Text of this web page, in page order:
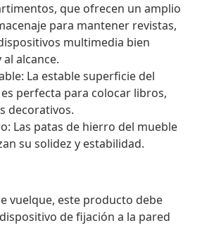
que ofrecen un amplio
para mantener revistas,
multimedia bien
alcance.
La estable superficie del
perfecta para colocar libros,
decorativos.
Las patas de hierro del mueble
su solidez y estabilidad.
vuelque, este producto debe
de fijación a la pared